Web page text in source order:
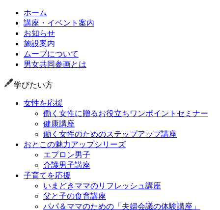
ホーム
講座・イベント案内
お知らせ
施設案内
ムーブについて
男女共同参画とは
学びたい方
女性を応援
働く女性に贈るお役立ちワンポイントセミナー
健康講座
働く女性のためのステップアップ講座
おとこの魅力アップシリーズ
エプロン男子
介護男子講座
子育てを応援
いまどきママのリフレッシュ講座
父と子の食育講座
パパ＆ママのための「夫婦会議の体験講座」